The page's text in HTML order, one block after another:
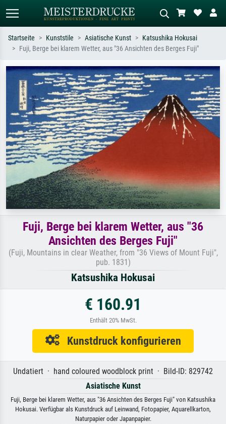
Suchen Sie nach Künstlern, Werktiteln
oder Stilen – z.B. Monet,
Sternennacht, Impressionismus, Welle
Hokusai, Akt.
Beschreiben Sie die Szene – z.B. Grüne
Wiese, Abstrakt mit viel Rot, Dunkles
Ölgemälde, Stehender Akt neben einem
Baum.
Startseite Kunststile Asiatische Kunst
Katsushika Hokusai
Fuji, Berge bei klarem Wetter, aus "36 Ansichten des Berges Fuji"
Fuji, Berge bei klarem Wetter, aus "36
Ansichten des Berges Fuji"
(Fuji, Mountains in clear Weather, from "36 Views of Mount Fuji",
pub. 1831)
Katsushika Hokusai
€ 160.91
Enthält 20% MwSt.
Kunstdruck konfigurieren
Undatiert · hand coloured woodblock print · Bild-ID: 829742
Asiatische Kunst
Fuji, Berge bei klarem Wetter, aus "36 Ansichten des Berges Fuji" von Katsushika
Hokusai. Verfügbar als Kunstdruck auf Leinwand, Fotopapier, Aquarellkarton,
Naturpapier oder Japanpapier.